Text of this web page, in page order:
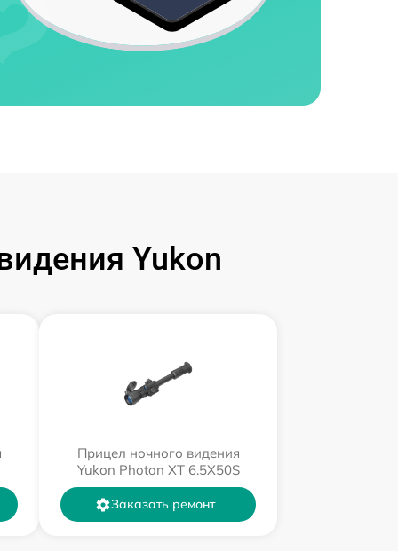
Yukon
Прицел ночного видения
Yukon Photon XT 6.5X50S
Заказать ремонт